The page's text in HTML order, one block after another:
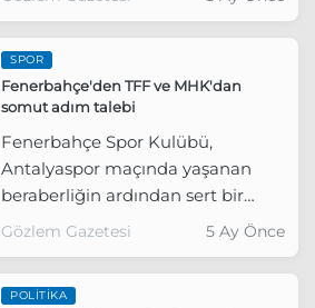
SPOR
Fenerbahçe'den TFF ve MHK'dan
somut adım talebi
Fenerbahçe Spor Kulübü,
Antalyaspor maçında yaşanan
beraberliğin ardından sert bir
açıklama yayımladı.
Gözlem Gazetesi 5 Ay Önce
POLITIKA